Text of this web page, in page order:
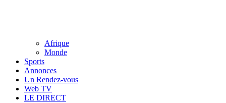
Afrique
Monde
Sports
Annonces
Un Rendez-vous
Web TV
LE DIRECT